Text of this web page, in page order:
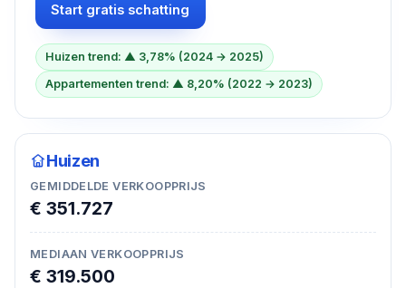
Start gratis schatting
Huizen trend: ▲ 3,78% (2024 → 2025)
Appartementen trend: ▲ 8,20% (2022 → 2023)
Huizen
GEMIDDELDE VERKOOPPRIJS
€ 351.727
MEDIAAN VERKOOPPRIJS
€ 319.500